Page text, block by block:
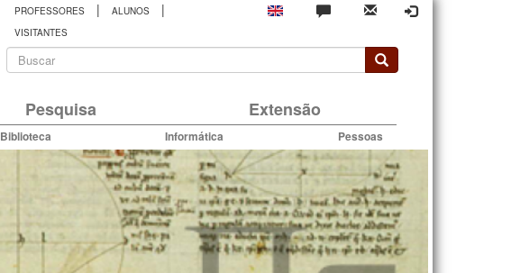
PROFESSORES | ALUNOS |
VISITANTES
Formulário
busca
Pesquisa Extensão
Biblioteca Informática Pessoas